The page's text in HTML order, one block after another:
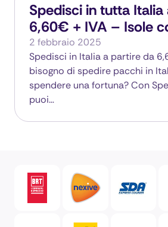
Spedisci in tutta Italia
6,60€ + IVA – Isole
2 febbraio 2025
Spedisci in Italia a partire da
bisogno di spedire pacchi in
spendere una fortuna? Con
puoi…